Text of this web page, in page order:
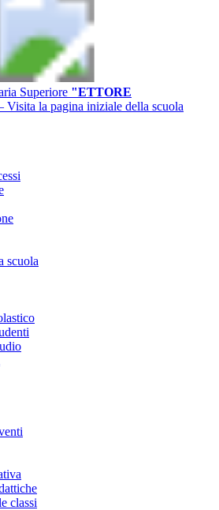
Superiore "ETTORE
la pagina iniziale della scuola
scuola
classi